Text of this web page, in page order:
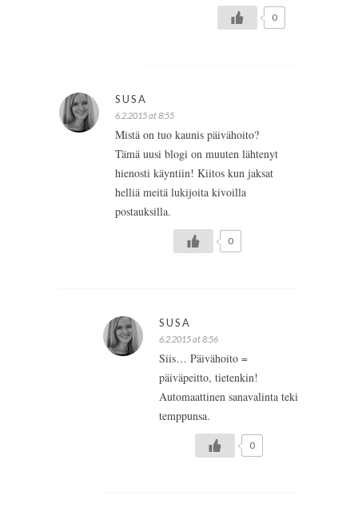
0
SUSA
6.2.2015 at 8:55
Mistä on tuo kaunis päivähoito?
Tämä uusi blogi on muuten lähtenyt
hienosti käyntiin! Kiitos kun jaksat
helliä meitä lukijoita kivoilla
postauksilla.
0
SUSA
6.2.2015 at 8:56
Siis… Päivähoito =
päiväpeitto, tietenkin!
Automaattinen sanavalinta teki
temppunsa.
0